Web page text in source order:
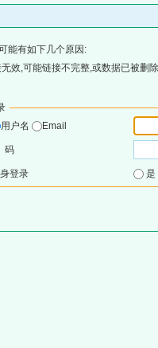
能有如下几个原因:
效,可能链接不完整,或数据已被删
用户名
Email
码
登录